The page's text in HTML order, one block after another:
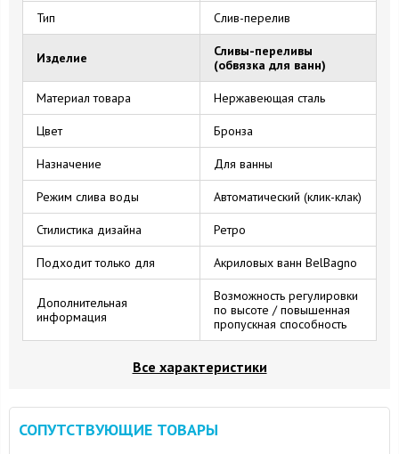
Тип Слив-перелив
Изделие
Сливы-переливы
(обвязка для ванн)
Материал товара Нержавеющая сталь
Цвет Бронза
Назначение Для ванны
Режим слива воды Автоматический (клик-клак)
Стилистика дизайна Ретро
Подходит только для Акриловых ванн BelBagno
Дополнительная
информация
Возможность регулировки
по высоте / повышенная
пропускная способность
Все характеристики
СОПУТСТВУЮЩИЕ ТОВАРЫ